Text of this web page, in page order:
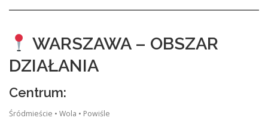
WARSZAWA – OBSZAR
DZIAŁANIA
Centrum:
Śródmieście • Wola • Powiśle